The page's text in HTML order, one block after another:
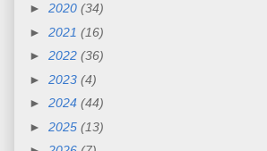
► 2020 (34)
► 2021 (16)
► 2022 (36)
► 2023 (4)
► 2024 (44)
► 2025 (13)